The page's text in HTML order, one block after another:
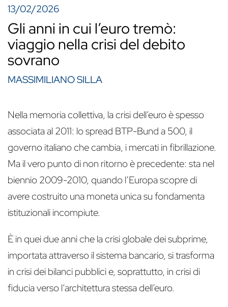
13/02/2026
Gli anni in cui l’euro tremò:
viaggio nella crisi del debito
sovrano
MASSIMILIANO SILLA
Nella memoria collettiva, la crisi dell’euro è spesso
associata al 2011: lo spread BTP-Bund a 500, il
governo italiano che cambia, i mercati in fibrillazione.
Ma il vero punto di non ritorno è precedente: sta nel
biennio 2009-2010, quando l’Europa scopre di
avere costruito una moneta unica su fondamenta
istituzionali incompiute.
È in quei due anni che la crisi globale dei subprime,
importata attraverso il sistema bancario, si trasforma
in crisi dei bilanci pubblici e, soprattutto, in crisi di
fiducia verso l’architettura stessa dell’euro.